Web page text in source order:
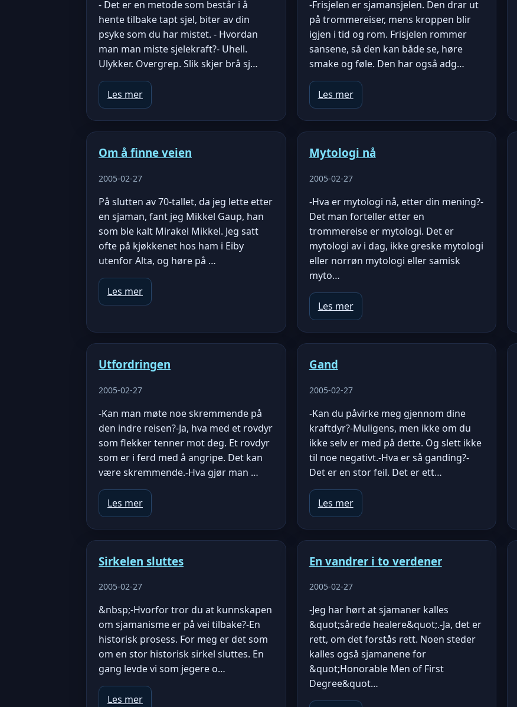
- Det er en metode som består i å
hente tilbake tapt sjel, biter av din
psyke som du har mistet. - Hvordan
man man miste sjelekraft?- Uhell.
Ulykker. Overgrep. Slik skjer brå sj…
Les mer
-Frisjelen er sjamansjelen. Den drar ut
på trommereiser, mens kroppen blir
igjen i tid og rom. Frisjelen rommer
sansene, så den kan både se, høre
smake og føle. Den har også adg…
Les mer
Om å finne veien
2005-02-27
På slutten av 70-tallet, da jeg lette etter
en sjaman, fant jeg Mikkel Gaup, han
som ble kalt Mirakel Mikkel. Jeg satt
ofte på kjøkkenet hos ham i Eiby
utenfor Alta, og høre på …
Les mer
Mytologi nå
2005-02-27
-Hva er mytologi nå, etter din mening?-
Det man forteller etter en
trommereise er mytologi. Det er
mytologi av i dag, ikke greske mytologi
eller norrøn mytologi eller samisk
myto…
Les mer
Utfordringen
2005-02-27
-Kan man møte noe skremmende på
den indre reisen?-Ja, hva med et rovdyr
som flekker tenner mot deg. Et rovdyr
som er i ferd med å angripe. Det kan
være skremmende.-Hva gjør man …
Les mer
Gand
2005-02-27
-Kan du påvirke meg gjennom dine
kraftdyr?-Muligens, men ikke om du
ikke selv er med på dette. Og slett ikke
til noe negativt.-Hva er så ganding?-
Det er en stor feil. Det er ett…
Les mer
Sirkelen sluttes
2005-02-27
&nbsp;-Hvorfor tror du at kunnskapen
om sjamanisme er på vei tilbake?-En
historisk prosess. For meg er det som
om en stor historisk sirkel sluttes. En
gang levde vi som jegere o…
Les mer
En vandrer i to verdener
2005-02-27
-Jeg har hørt at sjamaner kalles
&quot;sårede healere&quot;.-Ja, det er
rett, om det forstås rett. Noen steder
kalles også sjamanene for
&quot;Honorable Men of First
Degree&quot…